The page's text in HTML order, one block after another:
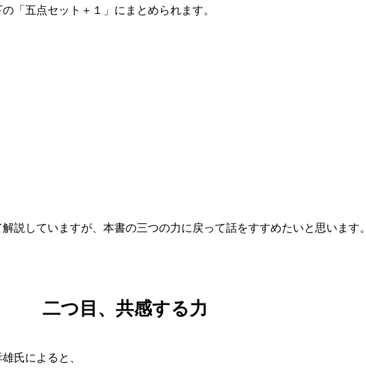
「五点セット＋１」にまとめられます。
説していますが、本書の三つの力に戻って話をすすめたいと思います。
二つ目、共感する力
氏によると、